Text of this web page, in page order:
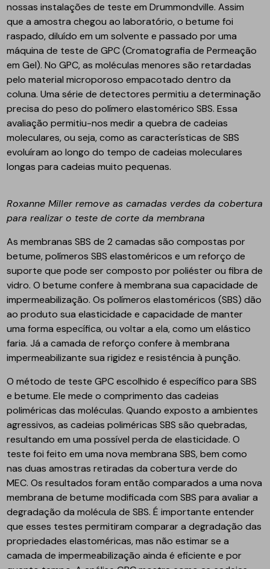
nossas instalações de teste em Drummondville. Assim
que a amostra chegou ao laboratório, o betume foi
raspado, diluído em um solvente e passado por uma
máquina de teste de GPC (Cromatografia de Permeação
em Gel). No GPC, as moléculas menores são retardadas
pelo material microporoso empacotado dentro da
coluna. Uma série de detectores permitiu a determinação
precisa do peso do polímero elastomérico SBS. Essa
avaliação permitiu-nos medir a quebra de cadeias
moleculares, ou seja, como as características de SBS
evoluíram ao longo do tempo de cadeias moleculares
longas para cadeias muito pequenas.
Roxanne Miller remove as camadas verdes da cobertura
para realizar o teste de corte da membrana
As membranas SBS de 2 camadas são compostas por
betume, polímeros SBS elastoméricos e um reforço de
suporte que pode ser composto por poliéster ou fibra de
vidro. O betume confere à membrana sua capacidade de
impermeabilização. Os polímeros elastoméricos (SBS) dão
ao produto sua elasticidade e capacidade de manter
uma forma específica, ou voltar a ela, como um elástico
faria. Já a camada de reforço confere à membrana
impermeabilizante sua rigidez e resistência à punção.
O método de teste GPC escolhido é específico para SBS
e betume. Ele mede o comprimento das cadeias
poliméricas das moléculas. Quando exposto a ambientes
agressivos, as cadeias poliméricas SBS são quebradas,
resultando em uma possível perda de elasticidade. O
teste foi feito em uma nova membrana SBS, bem como
nas duas amostras retiradas da cobertura verde do
MEC. Os resultados foram então comparados a uma nova
membrana de betume modificada com SBS para avaliar a
degradação da molécula de SBS. É importante entender
que esses testes permitiram comparar a degradação das
propriedades elastoméricas, mas não estimar se a
camada de impermeabilização ainda é eficiente e por